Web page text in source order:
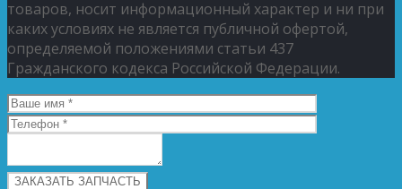
товаров, носит информационный характер и ни при
каких условиях не является публичной офертой,
определяемой положениями статьи 437
Гражданского кодекса Российской Федерации.